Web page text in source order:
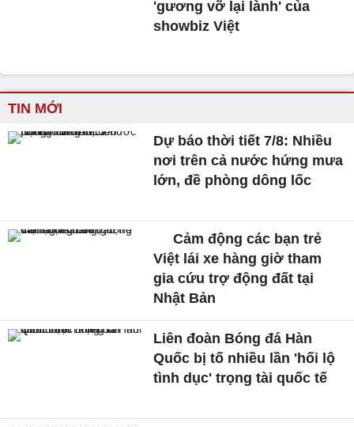
'gương vỡ lại lành' của
showbiz Việt
TIN MỚI
Dự báo thời tiết 7/8: Nhiều
nơi trên cả nước hứng mưa
lớn, đề phòng dông lốc
Cảm động các bạn trẻ
Việt lái xe hàng giờ tham
gia cứu trợ động đất tại
Nhật Bản
Liên đoàn Bóng đá Hàn
Quốc bị tố nhiều lần 'hối lộ
tình dục' trọng tài quốc tế